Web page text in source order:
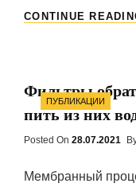
CONTINUE
Categories
ПУБЛИКАЦИИ
Фильтры
пить из них
Posted On Posted
28.07.2021
Мембранный